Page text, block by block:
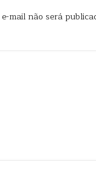
mail não será